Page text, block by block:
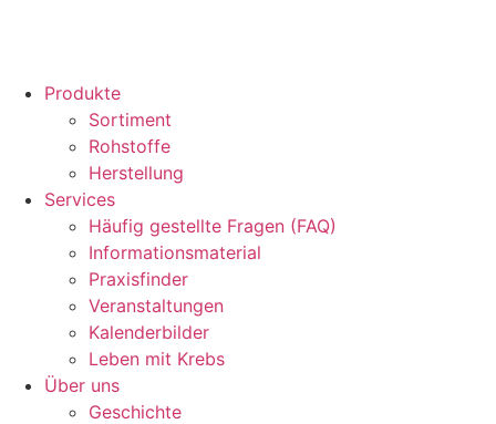
Produkte
Sortiment
Rohstoffe
Herstellung
Services
Häufig gestellte Fragen (FAQ)
Informationsmaterial
Praxisfinder
Veranstaltungen
Kalenderbilder
Leben mit Krebs
Über uns
Geschichte